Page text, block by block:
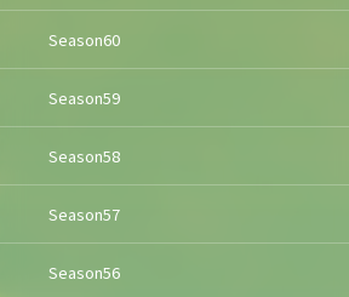
Season60
Season59
Season58
Season57
Season56